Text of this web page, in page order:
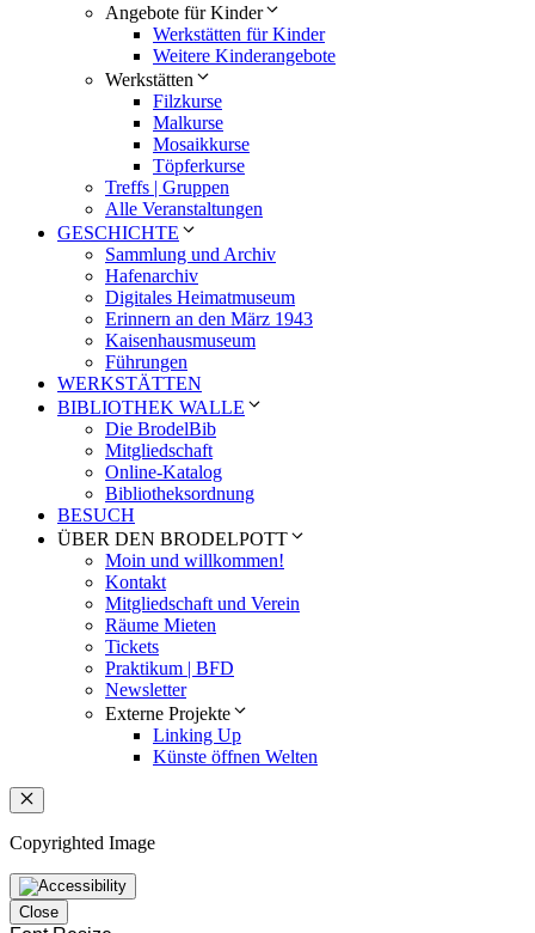
Angebote für Kinder
Werkstätten für Kinder
Weitere Kinderangebote
Werkstätten
Filzkurse
Malkurse
Mosaikkurse
Töpferkurse
Treffs | Gruppen
Alle Veranstaltungen
GESCHICHTE
Sammlung und Archiv
Hafenarchiv
Digitales Heimatmuseum
Erinnern an den März 1943
Kaisenhausmuseum
Führungen
WERKSTÄTTEN
BIBLIOTHEK WALLE
Die BrodelBib
Mitgliedschaft
Online-Katalog
Bibliotheksordnung
BESUCH
ÜBER DEN BRODELPOTT
Moin und willkommen!
Kontakt
Mitgliedschaft und Verein
Räume Mieten
Tickets
Praktikum | BFD
Newsletter
Externe Projekte
Linking Up
Künste öffnen Welten
Schließen
Copyrighted Image
Close